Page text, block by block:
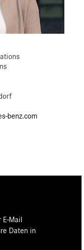
benz.com
Mail
Daten in